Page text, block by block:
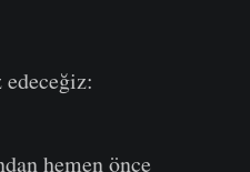
hemen önce